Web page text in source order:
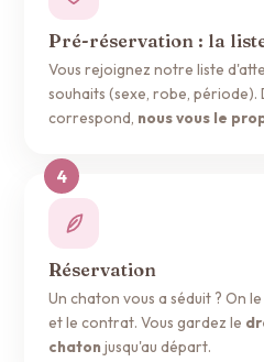
Pré-réservation : la
Vous rejoignez notre liste
souhaits (sexe, robe, période).
correspond, nous vous le
Réservation
Un chaton vous a séduit ? On
et le contrat. Vous gardez le
chaton jusqu'au départ.